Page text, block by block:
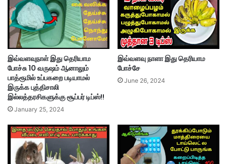
இவ்வளவுநாள் இது தெரியாம
போச்சு 10 வருஷம் ஆனாலும்
பாத்ரூமில் உப்பகறை படியாமல்
இருக்க புத்திசாலி
இல்லத்தரசிகளுக்கு சூப்பர் டிப்ஸ்!!
January 25, 2024
இவ்வளவு நாளா இது தெரியாம
போச்சே
June 26, 2024